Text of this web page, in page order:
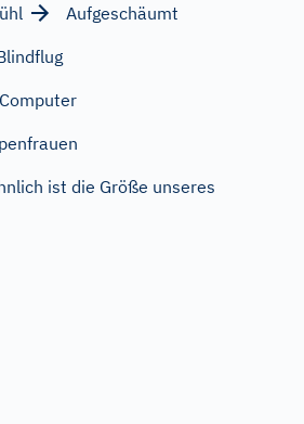
Aufgeschäumt
ist die Größe unseres